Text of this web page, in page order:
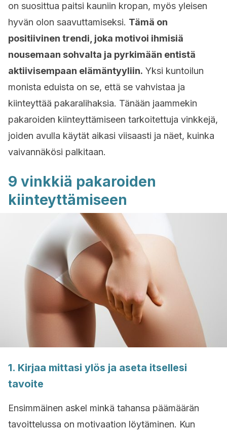
on suosittua paitsi kauniin kropan, myös yleisen
hyvän olon saavuttamiseksi. Tämä on
positiivinen trendi, joka motivoi ihmisiä
nousemaan sohvalta ja pyrkimään entistä
aktiivisempaan elämäntyyliin. Yksi kuntoilun
monista eduista on se, että se vahvistaa ja
kiinteyttää pakaralihaksia. Tänään jaammekin
pakaroiden kiinteyttämiseen tarkoitettuja vinkkejä,
joiden avulla käytät aikasi viisaasti ja näet, kuinka
vaivannäkösi palkitaan.
9 vinkkiä pakaroiden
kiinteyttämiseen
1. Kirjaa mittasi ylös ja aseta itsellesi
tavoite
Ensimmäinen askel minkä tahansa päämäärän
tavoittelussa on motivaation löytäminen. Kun